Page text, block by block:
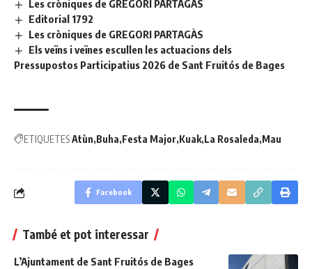
Les cròniques de GREGORI PARTAGÀS
Editorial 1792
Les cròniques de GREGORI PARTAGÀS
Els veïns i veïnes escullen les actuacions dels
Pressupostos Participatius 2026 de Sant Fruitós de Bages
ETIQUETESAtùn Buha Festa Major Kuak La Rosaleda Mau
Facebook
També et pot interessar
L’Ajuntament de Sant Fruitós de Bages